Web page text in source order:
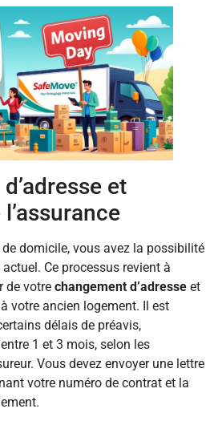
et
domicile, vous avez la possibilité
Ce processus revient à
de votre changement d’adresse et
votre ancien logement. Il est
délais de préavis,
1 et 3 mois, selon les
Vous devez envoyer une lettre
votre numéro de contrat et la